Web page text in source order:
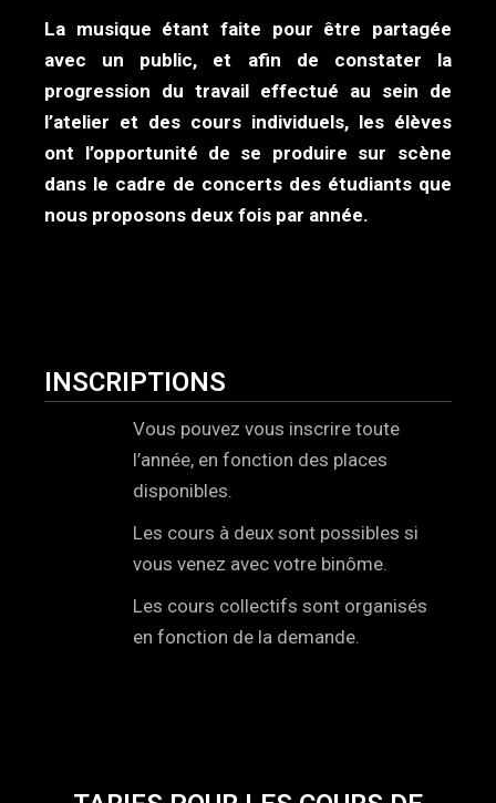
La musique étant faite pour être partagée
avec un public, et afin de constater la
progression du travail effectué au sein de
l’atelier et des cours individuels, les élèves
ont l’opportunité de se produire sur scène
dans le cadre de concerts des étudiants que
nous proposons deux fois par année.
INSCRIPTIONS
Vous pouvez vous inscrire toute
l’année, en fonction des places
disponibles.
Les cours à deux sont possibles si
vous venez avec votre binôme.
Les cours collectifs sont organisés
en fonction de la demande.